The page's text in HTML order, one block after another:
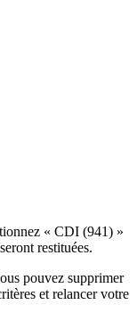
« CDI (941) »
restituées.
pouvez supprimer
et relancer votre